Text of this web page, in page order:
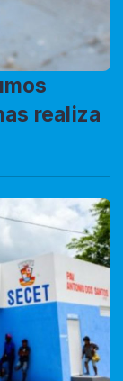
realiza